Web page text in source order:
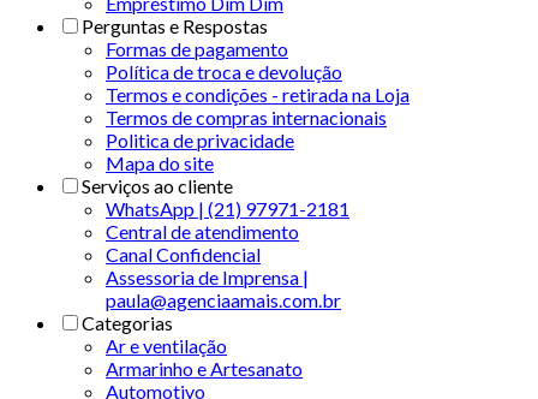
Perguntas e Respostas
Formas de pagamento
Política de troca e devolução
Termos e condições - retirada na Loja
Termos de compras internacionais
Politica de privacidade
Mapa do site
Serviços ao cliente
WhatsApp | (21) 97971-2181
Central de atendimento
Canal Confidencial
Assessoria de Imprensa |
paula@agenciaamais.com.br
Categorias
Ar e ventilação
Armarinho e Artesanato
Automotivo